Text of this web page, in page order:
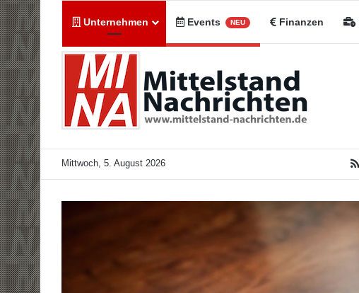
Unternehmen Events NEU Finanzen
Mittwoch, 5. August 2026